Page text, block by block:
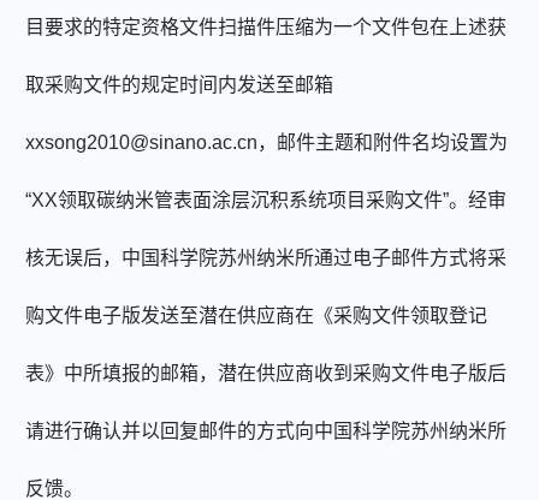
目要求的特定资格文件扫描件压缩为一个文件包在上述获
取采购文件的规定时间内发送至邮箱
xxsong2010@sinano.ac.cn， 邮件主题和附件名均设置为
“XX领取碳纳米管表面涂层沉积系统项目采购文件”。经审
核无误后，中国科学院苏州纳米所通过电子邮件方式将采
购文件电子版发送至潜在供应商在《采购文件领取登记
表》中所填报的邮箱，潜在供应商收到采购文件电子版后
请进行确认并以回复邮件的方式向中国科学院苏州纳米所
反馈。